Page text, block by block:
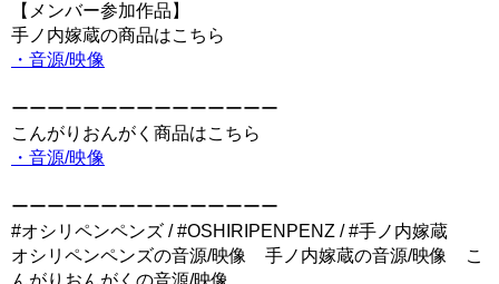
【メンバー参加作品】
手ノ内嫁蔵の商品はこちら
・音源/映像
ーーーーーーーーーーーーーーー
こんがりおんがく商品はこちら
・音源/映像
ーーーーーーーーーーーーーーー
#オシリペンペンズ / #OSHIRIPENPENZ / #手ノ内嫁蔵
オシリペンペンズの音源/映像 手ノ内嫁蔵の音源/映像 こ
んがりおんがくの音源/映像